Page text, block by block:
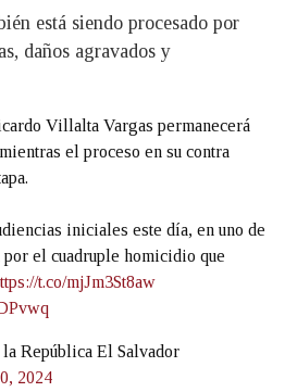
está siendo procesado por
daños agravados y
Villalta Vargas permanecerá
el proceso en su contra
iniciales este día, en uno de
el cuadruple homicidio que
t.co/mjJm3St8aw
República El Salvador
2024